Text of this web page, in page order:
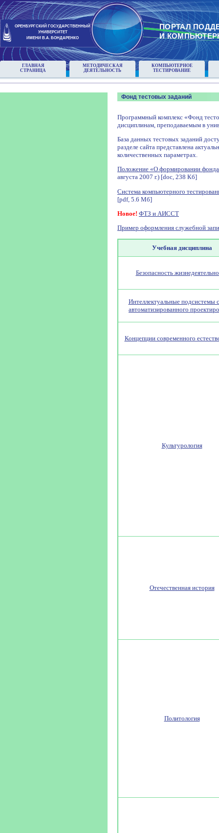
ОРЕНБУРГСКИЙ ГОСУДАРСТВЕННЫЙ
УНИВЕРСИТЕТ
ИМЕНИ В.А. БОНДАРЕНКО
ПОРТАЛ
И
ГЛАВНАЯ
СТРАНИЦА
МЕТОДИЧЕСКАЯ
ДЕЯТЕЛЬНОСТЬ
КОМПЬЮТЕРНОЕ
ТЕСТИРОВАНИЕ
Фонд тестовых заданий
Программный комплекс «Фонд
дисциплинам, преподаваемым в
База данных тестовых заданий
разделе сайта представлена
количественных параметрах.
Положение «О формировании фонда
августа 2007 г.) [doc, 238 Кб]
Система компьютерного
[pdf, 5.6 Мб]
Новое! ФТЗ и АИССТ
Пример оформления служебной
Учебная дисциплина
Безопасность
Интеллектуальные подсистемы
автоматизированного
Концепции современного
Культурология
Отечественная история
Политология